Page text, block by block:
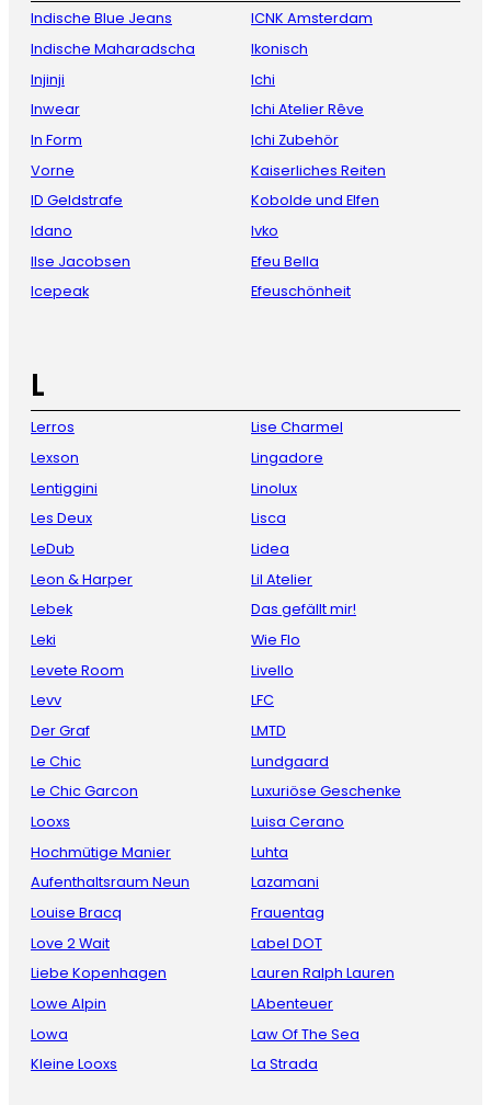
Indische Blue Jeans
Indische Maharadscha
Injinji
Inwear
In Form
Vorne
ID Geldstrafe
Idano
Ilse Jacobsen
Icepeak
ICNK Amsterdam
Ikonisch
Ichi
Ichi Atelier Rêve
Ichi Zubehör
Kaiserliches Reiten
Kobolde und Elfen
Ivko
Efeu Bella
Efeuschönheit
L
Lerros
Lexson
Lentiggini
Les Deux
LeDub
Leon & Harper
Lebek
Leki
Levete Room
Levv
Der Graf
Le Chic
Le Chic Garcon
Looxs
Hochmütige Manier
Aufenthaltsraum Neun
Louise Bracq
Love 2 Wait
Liebe Kopenhagen
Lowe Alpin
Lowa
Kleine Looxs
Lise Charmel
Lingadore
Linolux
Lisca
Lidea
Lil Atelier
Das gefällt mir!
Wie Flo
Livello
LFC
LMTD
Lundgaard
Luxuriöse Geschenke
Luisa Cerano
Luhta
Lazamani
Frauentag
Label DOT
Lauren Ralph Lauren
LAbenteuer
Law Of The Sea
La Strada